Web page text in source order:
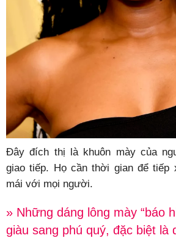
Đây đích thị là khuôn mày của
giao tiếp. Họ cần thời gian để tiếp
mái với mọi người.
» Những dáng lông mày “báo
giàu sang phú quý, đặc biệt là